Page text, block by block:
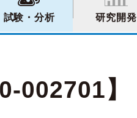
試験・分析 研究開発
002701】